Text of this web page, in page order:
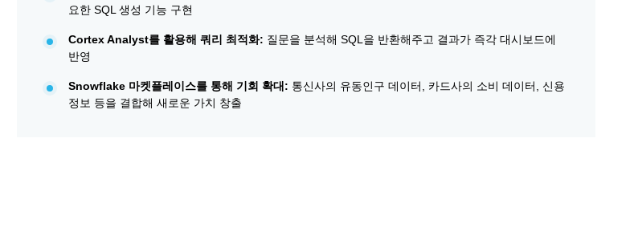
요한 SQL 생성 기능 구현
Cortex Analyst를 활용해 쿼리 최적화: 질문을 분석해 SQL을 반환해주고 결과가 즉각 대시보드에
반영
Snowflake 마켓플레이스를 통해 기회 확대: 통신사의 유동인구 데이터, 카드사의 소비 데이터, 신용
정보 등을 결합해 새로운 가치 창출